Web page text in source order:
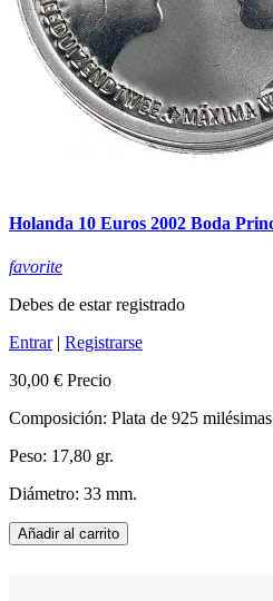
Holanda 10 Euros 2002 Boda
favorite
Debes de estar registrado
Entrar| Registrarse
30,00 € Precio
Composición: Plata de 925
Peso: 17,80 gr.
Diámetro: 33 mm.
Añadir al carrito